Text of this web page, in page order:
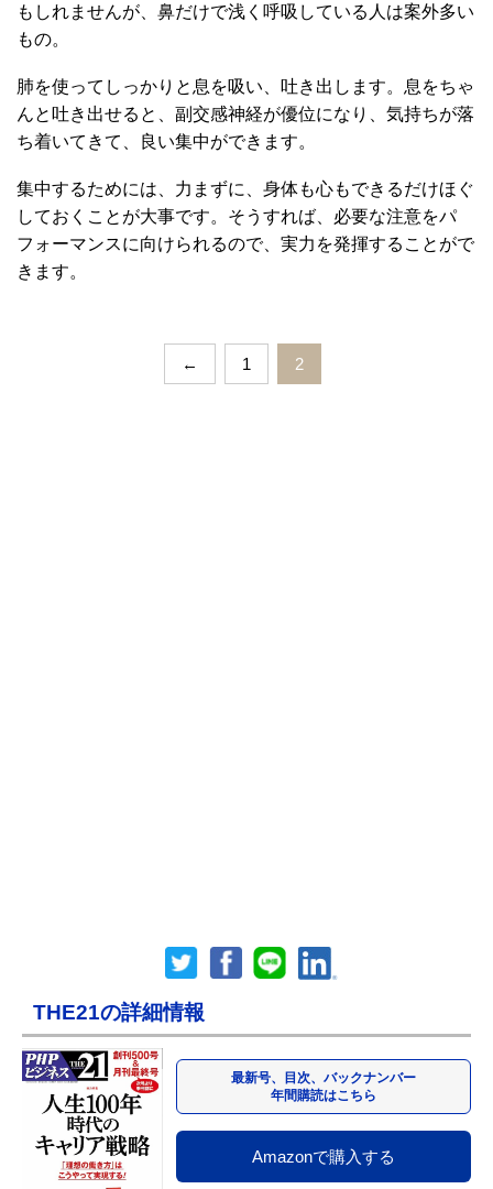
もしれませんが、鼻だけで浅く呼吸している人は案外多い
もの。
肺を使ってしっかりと息を吸い、吐き出します。息をちゃ
んと吐き出せると、副交感神経が優位になり、気持ちが落
ち着いてきて、良い集中ができます。
集中するためには、力まずに、身体も心もできるだけほぐ
しておくことが大事です。そうすれば、必要な注意をパ
フォーマンスに向けられるので、実力を発揮することがで
きます。
← 1 2
THE21の詳細情報
最新号、目次、バックナンバー
年間購読はこちら
Amazonで購入する